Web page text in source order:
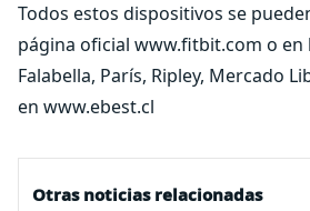
Todos estos dispositivos se
página oficial www.fitbit.com o en
Falabella, París, Ripley, Mercado
en www.ebest.cl
Otras noticias relacionadas